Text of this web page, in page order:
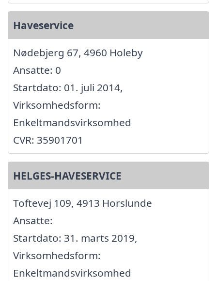
Haveservice
Nødebjerg 67, 4960 Holeby
Ansatte: 0
Startdato: 01. juli 2014,
Virksomhedsform:
Enkeltmandsvirksomhed
CVR: 35901701
HELGES-HAVESERVICE
Toftevej 109, 4913 Horslunde
Ansatte:
Startdato: 31. marts 2019,
Virksomhedsform:
Enkeltmandsvirksomhed